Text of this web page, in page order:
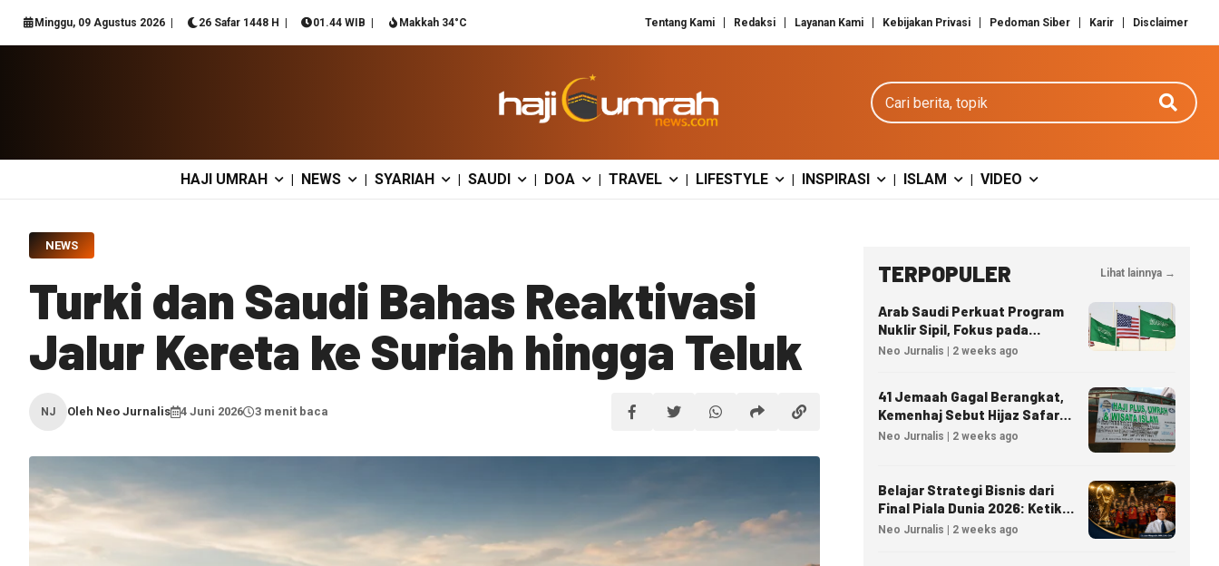
Minggu, 09 Agustus 2026 26 Safar 1448 H 01.44 WIB Makkah 34°C Tentang Kami Redaksi Layanan Kami Kebijakan Privasi Pedoman Siber Karir Disclaimer
Cari berita
HAJI UMRAH | NEWS | SYARIAH | SAUDI | DOA | TRAVEL | LIFESTYLE | INSPIRASI | ISLAM | VIDEO
NEWS
Turki dan Saudi Bahas Reaktivasi
Jalur Kereta ke Suriah hingga Teluk
NJ Oleh Neo Jurnalis 4 Juni 2026 3 menit baca
TERPOPULER Lihat lainnya →
Arab Saudi Perkuat Program
Nuklir Sipil, Fokus pada
Transfer Teknologi dan
Neo Jurnalis | 2 weeks ago
41 Jemaah Gagal Berangkat,
Kemenhaj Sebut Hijaz Safar
Tidak Masuk Daftar Resmi
Neo Jurnalis | 2 weeks ago
Belajar Strategi Bisnis dari
Final Piala Dunia 2026: Ketika
Taktik Sepak Bola Menjadi
Neo Jurnalis | 2 weeks ago